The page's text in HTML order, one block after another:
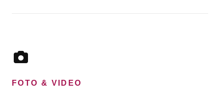
FOTO & VIDEO